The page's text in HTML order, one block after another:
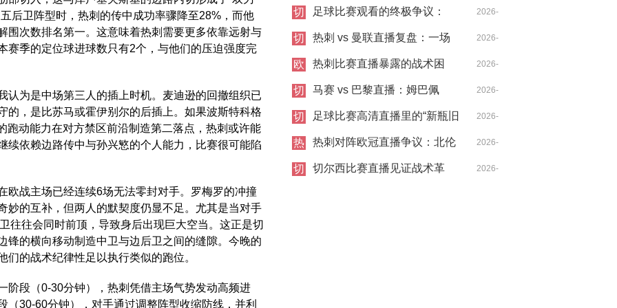
后卫阵型时，热刺的传中成功率骤降至28%，而他
围次数排名第一。这意味着热刺需要更多依靠远射与
季的定位球进球数只有2个，与他们的压迫强度完
认为是中场第三人的插上时机。麦迪逊的回撤组织已
的，是比苏马或霍伊别尔的后插上。如果波斯特科格
跑动能力在对方禁区前沿制造第二落点，热刺或许能
续依赖边路传中与孙兴慜的个人能力，比赛很可能陷
欧战主场已经连续6场无法零封对手。罗梅罗的冲撞
妙的互补，但两人的默契度仍显不足。尤其是当对手
往往会同时前顶，导致身后出现巨大空当。这正是切
的横向移动制造中卫与边后卫之间的缝隙。今晚的
的战术纪律性足以执行类似的跑位。
阶段（0-30分钟），热刺凭借主场气势发动高频进
（30-60分钟），对手通过调整阵型收缩防线，并利
敦
比
西
点
北伦敦的雨夜，心跳比雨点更
急
04-21
切
西
他
阵
足球比赛观看的终极争议：
VAR，是守护公正还是扼杀激
情？
2026-
04-14
切
西
敦
比
热刺 vs 曼联直播复盘：一场
被VAR切割的战术博弈，麦迪
逊导演逆转
2026-
04-18
欧
直
热刺比赛直播暴露的战术困
局：控球率七成却输得没脾气
2026-
04-21
切
西
敦
比
马赛 vs 巴黎直播：姆巴佩
的“散步”是战术毒药还是天才
特权？
2026-
04-14
切
西
点
足球比赛高清直播里的“新瓶旧
酒”：当哈兰德遇见希勒，暴力
美学的数字革命
2026-
04-14
热
对
热刺对阵欧冠直播争议：北伦
敦德比之外的欧战暗战
2026-
04-30
切
切尔西比赛直播见证战术革 2026-